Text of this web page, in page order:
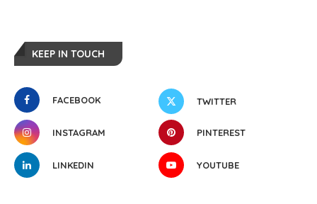
KEEP IN TOUCH
FACEBOOK TWITTER
INSTAGRAM PINTEREST
LINKEDIN YOUTUBE